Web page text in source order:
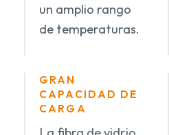
un amplio rango
de temperaturas.
GRAN
CAPACIDAD DE
CARGA